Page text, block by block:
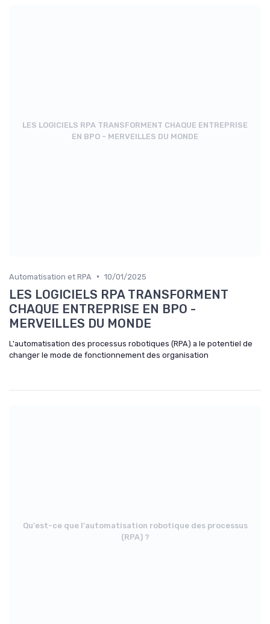
LES LOGICIELS RPA TRANSFORMENT CHAQUE ENTREPRISE
EN BPO - MERVEILLES DU MONDE
Automatisation et RPA • 10/01/2025
LES LOGICIELS RPA TRANSFORMENT
CHAQUE ENTREPRISE EN BPO -
MERVEILLES DU MONDE
L'automatisation des processus robotiques (RPA) a le potentiel de
changer le mode de fonctionnement des organisation
Qu'est-ce que l'automatisation robotique des processus
(RPA) ?